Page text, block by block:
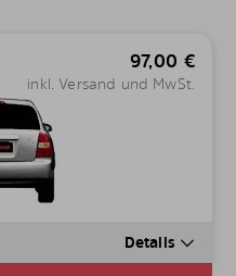
97,00 €
inkl. Versand und MwSt.
Details